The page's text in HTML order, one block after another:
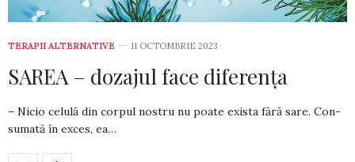
TERAPII ALTERNATIVE 11 OCTOMBRIE 2023
SAREA – dozajul face diferența
– Nicio celulă din corpul nostru nu poate exista fără sare. Con­
su­mată în exces, ea…